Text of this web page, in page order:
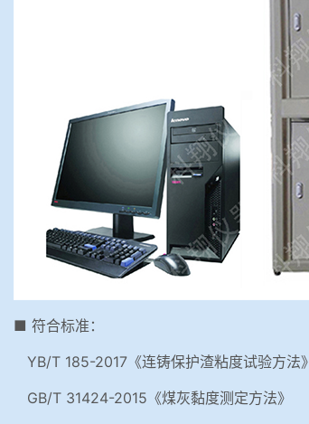
■ 符合标准：
YB/T 185-2017《连铸保护渣粘度试验方法》
GB/T 31424-2015《煤灰黏度测定方法》